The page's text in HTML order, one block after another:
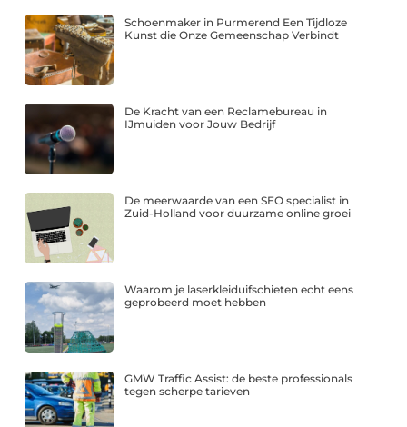
Schoenmaker in Purmerend Een Tijdloze
Kunst die Onze Gemeenschap Verbindt
De Kracht van een Reclamebureau in
IJmuiden voor Jouw Bedrijf
De meerwaarde van een SEO specialist in
Zuid-Holland voor duurzame online groei
Waarom je laserkleiduifschieten echt eens
geprobeerd moet hebben
GMW Traffic Assist: de beste professionals
tegen scherpe tarieven